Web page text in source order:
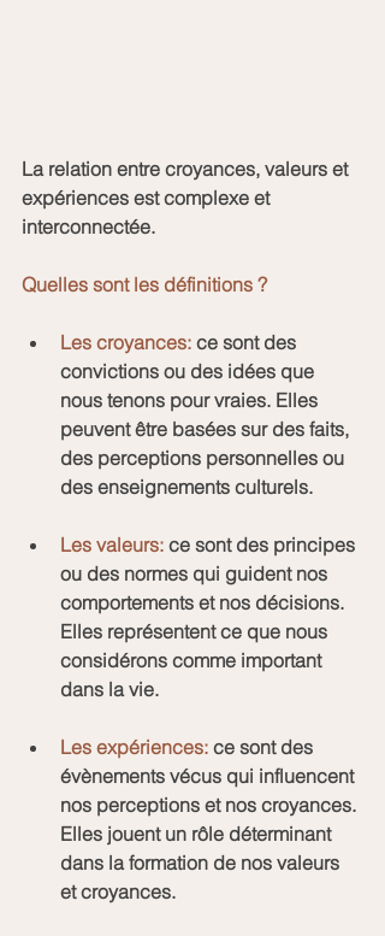
La relation entre croyances, valeurs et
expériences est complexe et
interconnectée.
Quelles sont les définitions ?
Les croyances: ce sont des
convictions ou des idées que
nous tenons pour vraies. Elles
peuvent être basées sur des faits,
des perceptions personnelles ou
des enseignements culturels.
Les valeurs: ce sont des principes
ou des normes qui guident nos
comportements et nos décisions.
Elles représentent ce que nous
considérons comme important
dans la vie.
Les expériences: ce sont des
évènements vécus qui influencent
nos perceptions et nos croyances.
Elles jouent un rôle déterminant
dans la formation de nos valeurs
et croyances.